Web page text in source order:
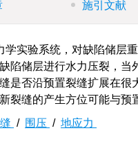
施引文献
实验系统，对缺陷储层
陷储层进行水力压裂，
是否沿预置裂缝扩展在
裂缝的产生方位可能与预
/ 围压 / 地应力